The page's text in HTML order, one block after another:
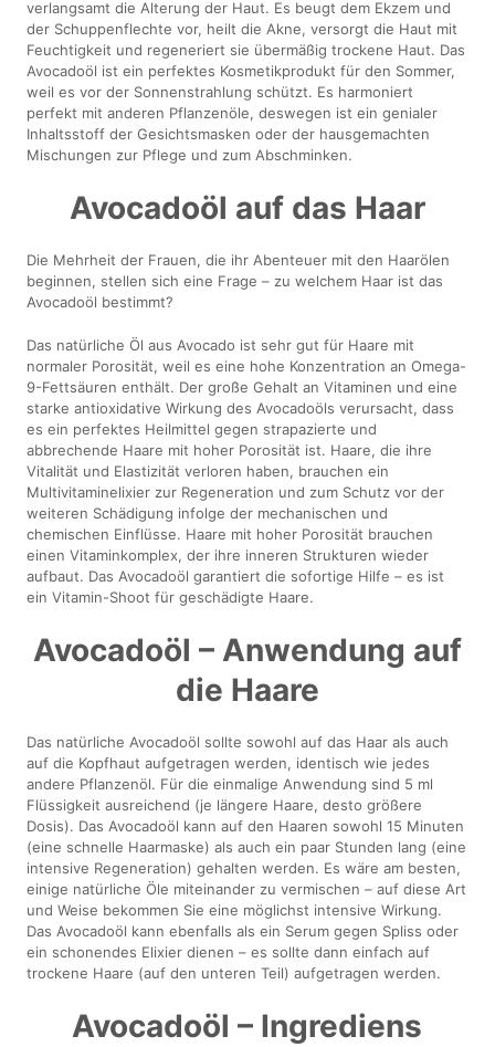
verlangsamt die Alterung der Haut. Es beugt dem Ekzem und
der Schuppenflechte vor, heilt die Akne, versorgt die Haut mit
Feuchtigkeit und regeneriert sie übermäßig trockene Haut. Das
Avocadoöl ist ein perfektes Kosmetikprodukt für den Sommer,
weil es vor der Sonnenstrahlung schützt. Es harmoniert
perfekt mit anderen Pflanzenöle, deswegen ist ein genialer
Inhaltsstoff der Gesichtsmasken oder der hausgemachten
Mischungen zur Pflege und zum Abschminken.
Avocadoöl auf das Haar
Die Mehrheit der Frauen, die ihr Abenteuer mit den Haarölen
beginnen, stellen sich eine Frage – zu welchem Haar ist das
Avocadoöl bestimmt?
Das natürliche Öl aus Avocado ist sehr gut für Haare mit
normaler Porosität, weil es eine hohe Konzentration an Omega-
9-Fettsäuren enthält. Der große Gehalt an Vitaminen und eine
starke antioxidative Wirkung des Avocadoöls verursacht, dass
es ein perfektes Heilmittel gegen strapazierte und
abbrechende Haare mit hoher Porosität ist. Haare, die ihre
Vitalität und Elastizität verloren haben, brauchen ein
Multivitaminelixier zur Regeneration und zum Schutz vor der
weiteren Schädigung infolge der mechanischen und
chemischen Einflüsse. Haare mit hoher Porosität brauchen
einen Vitaminkomplex, der ihre inneren Strukturen wieder
aufbaut. Das Avocadoöl garantiert die sofortige Hilfe – es ist
ein Vitamin-Shoot für geschädigte Haare.
Avocadoöl – Anwendung auf
die Haare
Das natürliche Avocadoöl sollte sowohl auf das Haar als auch
auf die Kopfhaut aufgetragen werden, identisch wie jedes
andere Pflanzenöl. Für die einmalige Anwendung sind 5 ml
Flüssigkeit ausreichend (je längere Haare, desto größere
Dosis). Das Avocadoöl kann auf den Haaren sowohl 15 Minuten
(eine schnelle Haarmaske) als auch ein paar Stunden lang (eine
intensive Regeneration) gehalten werden. Es wäre am besten,
einige natürliche Öle miteinander zu vermischen – auf diese Art
und Weise bekommen Sie eine möglichst intensive Wirkung.
Das Avocadoöl kann ebenfalls als ein Serum gegen Spliss oder
ein schonendes Elixier dienen – es sollte dann einfach auf
trockene Haare (auf den unteren Teil) aufgetragen werden.
Avocadoöl – Ingrediens